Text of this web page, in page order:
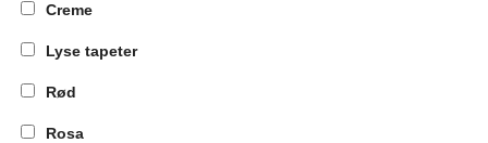
Creme
Lyse tapeter
Rød
Rosa